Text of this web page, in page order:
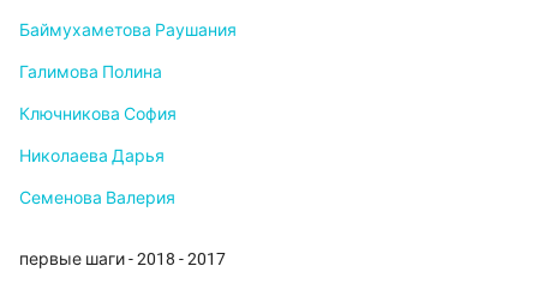
Баймухаметова Раушания
Галимова Полина
Ключникова София
Николаева Дарья
Семенова Валерия
первые шаги - 2018 - 2017